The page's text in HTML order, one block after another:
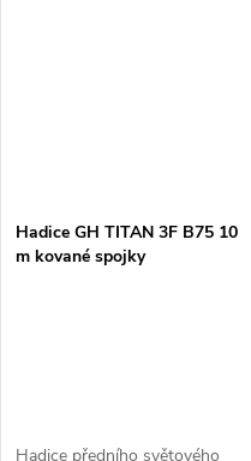
Hadice GH TITAN 3F B75 10
m kované spojky
Hadice předního světového